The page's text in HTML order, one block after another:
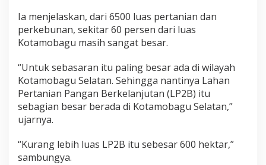
Ia menjelaskan, dari 6500 luas pertanian dan
perkebunan, sekitar 60 persen dari luas
Kotamobagu masih sangat besar.
“Untuk sebasaran itu paling besar ada di wilayah
Kotamobagu Selatan. Sehingga nantinya Lahan
Pertanian Pangan Berkelanjutan (LP2B) itu
sebagian besar berada di Kotamobagu Selatan,”
ujarnya.
“Kurang lebih luas LP2B itu sebesar 600 hektar,”
sambungya.